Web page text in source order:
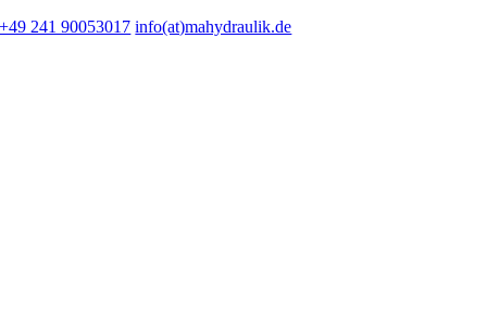
Zum
+49 241 90053017 info(at)mahydraulik.de